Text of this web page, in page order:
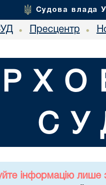
Судова влада
• Пресцентр •
інформацію лише